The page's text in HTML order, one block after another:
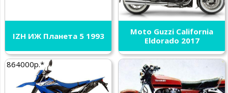
IZH ИЖ Планета 5 1993
Moto Guzzi California
Eldorado 2017
864000р.*